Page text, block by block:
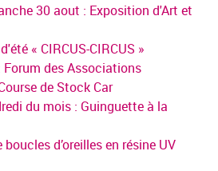
30 aout : Exposition d'Art et
« CIRCUS-CIRCUS »
des Associations
de Stock Car
du mois : Guinguette à la
d’oreilles en résine UV